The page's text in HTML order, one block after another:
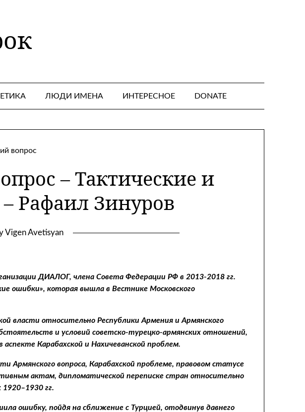
ЛЮДИ ИМЕНА ИНТЕРЕСНОЕ DONATE
– Тактические и
Рафаил Зинуров
Vigen Avetisyan
ДИАЛОГ, члена Совета Федерации РФ в 2013-2018 гг.
ошибки», которая вышла в Вестнике Московского
власти относительно Республики Армения и Армянского
и условий советско-турецко-армянских отношений,
Карабахской и Нахичеванской проблем.
Армянского вопроса, Карабахской проблеме, правовом статусе
актам, дипломатической переписке стран относительно
гг.
ошибку, пойдя на сближение с Турцией, отодвинув давнего